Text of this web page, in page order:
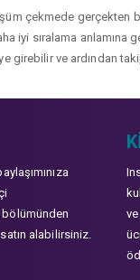
çekmede
iyi sıralama
girebilir ve ardından
bölümünden
alabilirsiniz.